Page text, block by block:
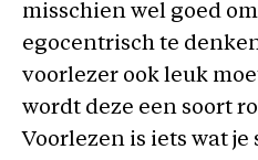
misschien wel goed
egocentrisch te
voorlezer ook leuk
wordt deze een soort
Voorlezen is iets wat je